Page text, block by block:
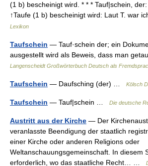
(1 b) bescheinigt wird. * * * Tauf|schein,
↑Taufe (1 b) bescheinigt wird: Laut T. war
Lexikon
Taufschein — Tauf·schein der; ein
ausgestellt wird als Beweis, dass man
Langenscheidt Großwörterbuch Deutsch als
Taufschein — Daufsching (der) … Kölsch
Taufschein — Tauf|schein … Die deutsche
Austritt aus der Kirche — Der
veranlasste Beendigung der staatlich
einer Kirche oder anderen Religions oder
Weltanschauungsgemeinschaft. In diesem
erforderlich, wo das staatliche Recht… …